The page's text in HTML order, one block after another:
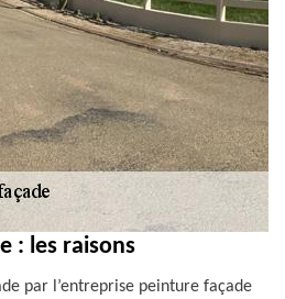
: les raisons
par l’entreprise peinture façade